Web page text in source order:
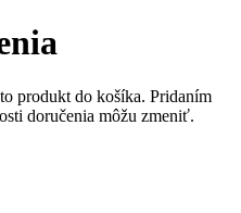
produkt do košíka. Pridaním
doručenia môžu zmeniť.